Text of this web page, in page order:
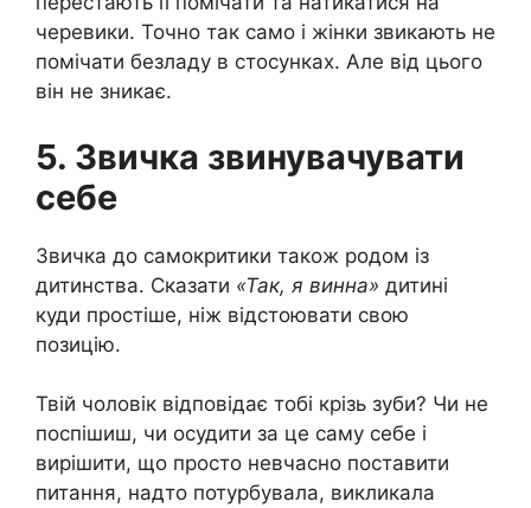
черевики. Точно так само і жінки звикають не
помічати безладу в стосунках. Але від цього
він не зникає.
5. Звичка звинувачувати
себе
Звичка до самокритики також родом із
дитинства. Сказати «Так, я винна» дитині
куди простіше, ніж відстоювати свою
позицію.
Твій чоловік відповідає тобі крізь зуби? Чи не
поспішиш, чи осудити за це саму себе і
вирішити, що просто невчасно поставити
питання, надто потурбувала, викликала